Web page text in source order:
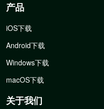
产品
iOS下载
Android下载
Windows下载
macOS下载
关于我们